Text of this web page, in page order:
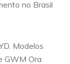
no Brasil
Modelos
GWM Ora